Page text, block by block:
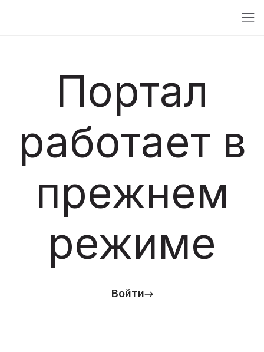
Портал
работает в
прежнем
режиме
Войти